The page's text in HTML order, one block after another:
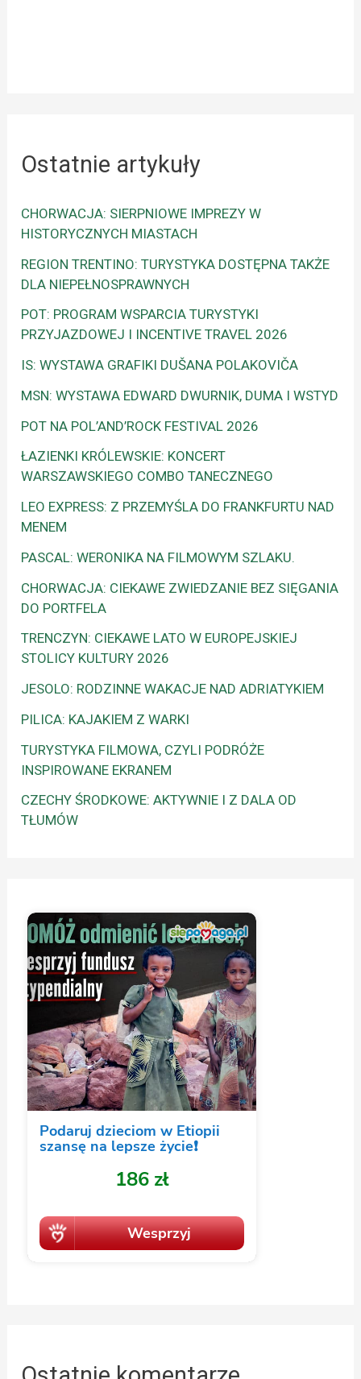
Ostatnie artykuły
CHORWACJA: SIERPNIOWE IMPREZY W
HISTORYCZNYCH MIASTACH
REGION TRENTINO: TURYSTYKA DOSTĘPNA TAKŻE
DLA NIEPEŁNOSPRAWNYCH
POT: PROGRAM WSPARCIA TURYSTYKI
PRZYJAZDOWEJ I INCENTIVE TRAVEL 2026
IS: WYSTAWA GRAFIKI DUŠANA POLAKOVIČA
MSN: WYSTAWA EDWARD DWURNIK, DUMA I WSTYD
POT NA POL’AND’ROCK FESTIVAL 2026
ŁAZIENKI KRÓLEWSKIE: KONCERT
WARSZAWSKIEGO COMBO TANECZNEGO
LEO EXPRESS: Z PRZEMYŚLA DO FRANKFURTU NAD
MENEM
PASCAL: WERONIKA NA FILMOWYM SZLAKU.
CHORWACJA: CIEKAWE ZWIEDZANIE BEZ SIĘGANIA
DO PORTFELA
TRENCZYN: CIEKAWE LATO W EUROPEJSKIEJ
STOLICY KULTURY 2026
JESOLO: RODZINNE WAKACJE NAD ADRIATYKIEM
PILICA: KAJAKIEM Z WARKI
TURYSTYKA FILMOWA, CZYLI PODRÓŻE
INSPIROWANE EKRANEM
CZECHY ŚRODKOWE: AKTYWNIE I Z DALA OD
TŁUMÓW